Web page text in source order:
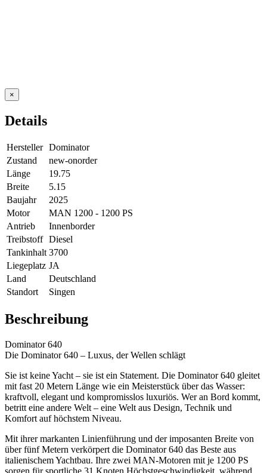
×
Details
Hersteller Dominator
Zustand
new-onorder
Länge
19.75
Breite
5.15
Baujahr
2025
Motor
MAN 1200 - 1200 PS
Antrieb
Innenborder
Treibstoff Diesel
Tankinhalt 3700
Liegeplatz JA
Land
Deutschland
Standort
Singen
Beschreibung
Dominator 640
Die Dominator 640 – Luxus, der Wellen schlägt
Sie ist keine Yacht – sie ist ein Statement. Die Dominator 640 gleitet
mit fast 20 Metern Länge wie ein Meisterstück über das Wasser:
kraftvoll, elegant und kompromisslos luxuriös. Wer an Bord kommt,
betritt eine andere Welt – eine Welt aus Design, Technik und
Komfort auf höchstem Niveau.
Mit ihrer markanten Linienführung und der imposanten Breite von
über fünf Metern verkörpert die Dominator 640 das Beste aus
italienischem Yachtbau. Ihre zwei MAN-Motoren mit je 1200 PS